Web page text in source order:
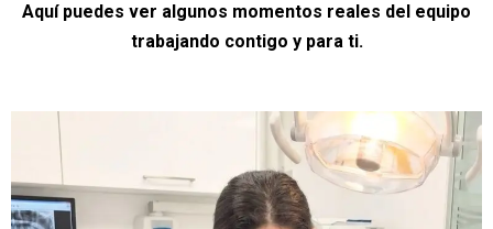
Aquí puedes ver algunos momentos reales del equipo
trabajando contigo y para ti.